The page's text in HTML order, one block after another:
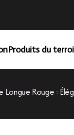
Produits du
Longue Rouge :